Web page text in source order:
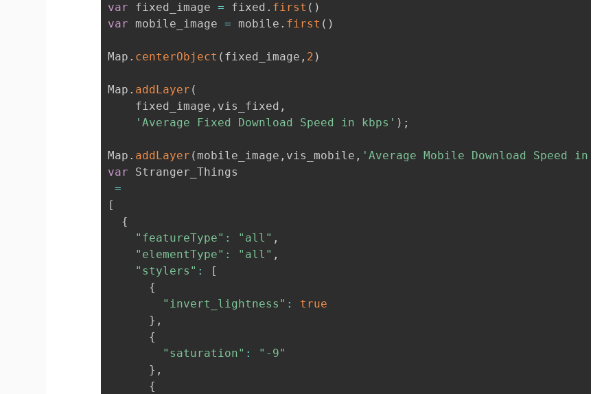
var fixed_image = fixed . first ( )
var mobile_image = mobile . first ( )
Map . centerObject ( fixed_image , 2 )
Map . addLayer (
    fixed_image
, vis_fixed ,
'Average Fixed Download Speed in kbps' ) ;
Map . addLayer ( mobile_image , vis_mobile , 'Average Mobile Download Speed in
var Stranger_Things
=
[
{
"featureType" : "all" ,
"elementType" : "all" ,
"stylers" :
[
{
"invert_lightness" :
true
} ,
{
"saturation" :
"-9"
} ,
{